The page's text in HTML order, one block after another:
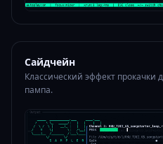
Сайдчейн
Классический эффект прокачки
пампа.